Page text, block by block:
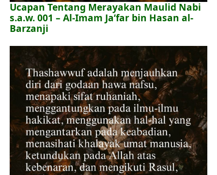
Ucapan Tentang Merayakan Maulid Nabi
s.a.w. 001 – Al-Imam Ja’far bin Hasan al-
Barzanji